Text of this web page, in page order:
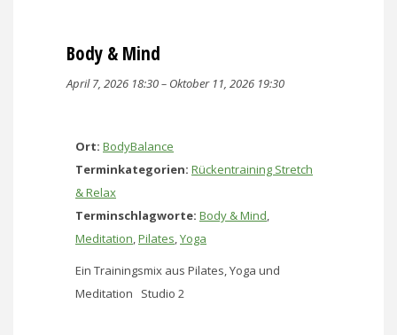
Body & Mind
April 7, 2026 18:30– Oktober 11, 2026 19:30
Ort: BodyBalance
Terminkategorien: Rückentraining Stretch
& Relax
Terminschlagworte: Body & Mind,
Meditation,Pilates,Yoga
Ein Trainingsmix aus Pilates, Yoga und
Meditation Studio 2